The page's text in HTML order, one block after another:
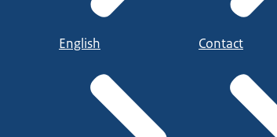
English Contact